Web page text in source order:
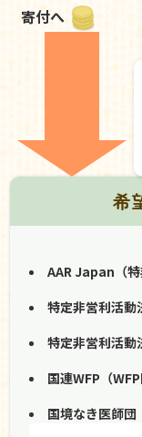
寄付へ
希
AAR Japan（
特定非営利活
特定非営利活
国連WFP（
国境なき医師